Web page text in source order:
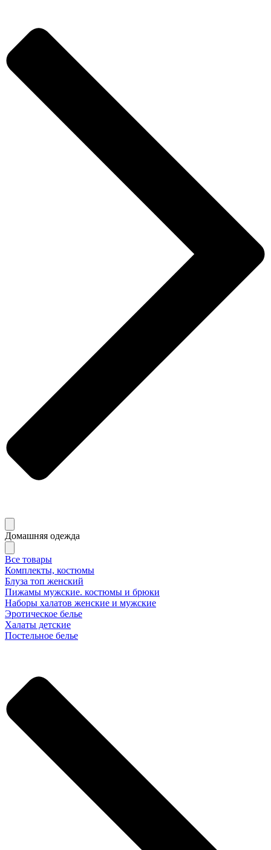
Домашняя одежда
Все товары
Комплекты, костюмы
Блуза топ женский
Пижамы мужские. костюмы и брюки
Наборы халатов женские и мужские
Эротическое белье
Халаты детские
Постельное белье